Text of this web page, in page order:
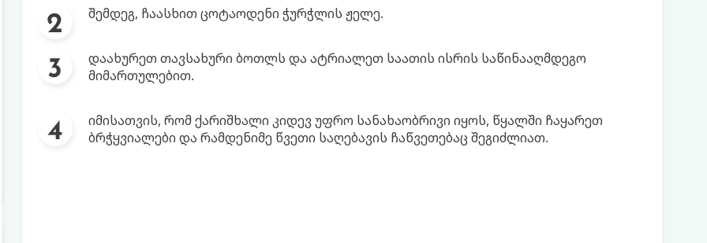
შემდეგ, ჩაასხით ცოტაოდენი ჭურჭლის ჟელე.
დაახურეთ თავსახური ბოთლს და ატრიალეთ საათის ისრის საწინააღმდეგო
მიმართულებით.
იმისათვის, რომ ქარიშხალი კიდევ უფრო სანახაობრივი იყოს, წყალში ჩაყარეთ
ბრჭყვიალები და რამდენიმე წვეთი საღებავის ჩაწვეთებაც შეგიძლიათ.